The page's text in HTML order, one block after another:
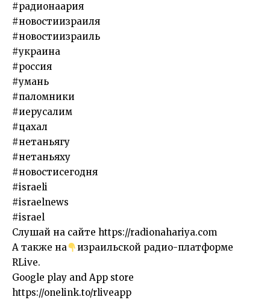
#радионаария
#новостиизраиля
#новостиизраиль
#украина
#россия
#умань
#паломники
#иерусалим
#цахал
#нетаньягу
#нетаньяху
#новостисегодня
#israeli
#israelnews
#israel
Слушай на сайте https://radionahariya.com
А также на
израильской радио-платформе
RLive.
Google play and App store
https://onelink.to/rliveapp